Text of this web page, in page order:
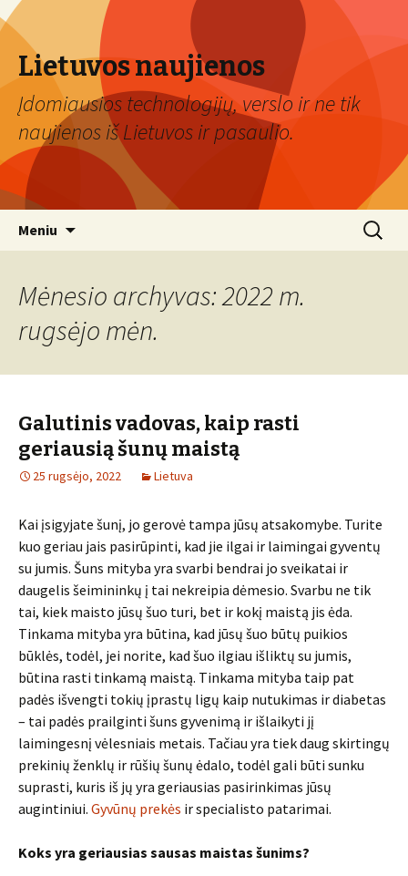
Lietuvos naujienos
Įdomiausios technologijų, verslo ir ne tik
naujienos iš Lietuvos ir pasaulio.
Meniu Ieškoti:
Mėnesio archyvas: 2022 m.
rugsėjo mėn.
Galutinis vadovas, kaip rasti
geriausią šunų maistą
25 rugsėjo, 2022 Lietuva
Kai įsigyjate šunį, jo gerovė tampa jūsų atsakomybe. Turite
kuo geriau jais pasirūpinti, kad jie ilgai ir laimingai gyventų
su jumis. Šuns mityba yra svarbi bendrai jo sveikatai ir
daugelis šeimininkų į tai nekreipia dėmesio. Svarbu ne tik
tai, kiek maisto jūsų šuo turi, bet ir kokį maistą jis ėda.
Tinkama mityba yra būtina, kad jūsų šuo būtų puikios
būklės, todėl, jei norite, kad šuo ilgiau išliktų su jumis,
būtina rasti tinkamą maistą. Tinkama mityba taip pat
padės išvengti tokių įprastų ligų kaip nutukimas ir diabetas
– tai padės prailginti šuns gyvenimą ir išlaikyti jį
laimingesnį vėlesniais metais. Tačiau yra tiek daug skirtingų
prekinių ženklų ir rūšių šunų ėdalo, todėl gali būti sunku
suprasti, kuris iš jų yra geriausias pasirinkimas jūsų
augintiniui. Gyvūnų prekės ir specialisto patarimai.
Koks yra geriausias sausas maistas šunims?